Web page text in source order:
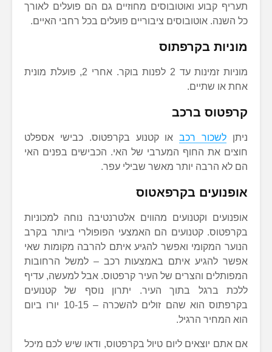
תעריף קבוע ואוטובוסים מחוזיים גם הם פועלים לאורך
כל השנה. אוטובוסים ציבוריים פועלים בכל רחבי האיים.
מוניות בקרפתוס
מוניות זמינות עד 2 לפנות בוקר. אחרי 2, פועלת מונית
אחת או שתיים.
קרפטוס ברכב
ניתן לשכור רכבאו קטנוע בקרפטוס. כבישי אספלט
חוצים את החוף המערבי של האי. הכבישים בפנים האי
הם לא הרבה יותר מאשר שבילי עפר.
אופנועים בקרפאטוס
אופנועים וקטנועים מהווים אלטרנטיבה נוחה למכוניות
בקרפטוס. קטנועים הם האמצעי הפופולרי ביותר בקרב
הנוער המקומי ואפשר להגיע איתם להרבה מקומות שאי
אפשר להגיע איתם באמצעות רכב – למשל הרחובות
המפותלים והצרים של העיר קרפטוס. אבל למעשה, עדיף
ללכת ברגל בתוך העיר. יתרון נוסף של קטנועים
בקרפתוס הוא שהם זולים להשכרה – 10-15 יורו ביום
הוא המחיר הרגיל.
אם אתם יוצאים ליום טיול בקרפטוס, ודאו שיש לכם מיכל